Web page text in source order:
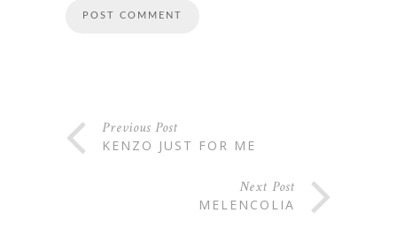
Previous Post
KENZO JUST FOR ME
Next Post
MELENCOLIA